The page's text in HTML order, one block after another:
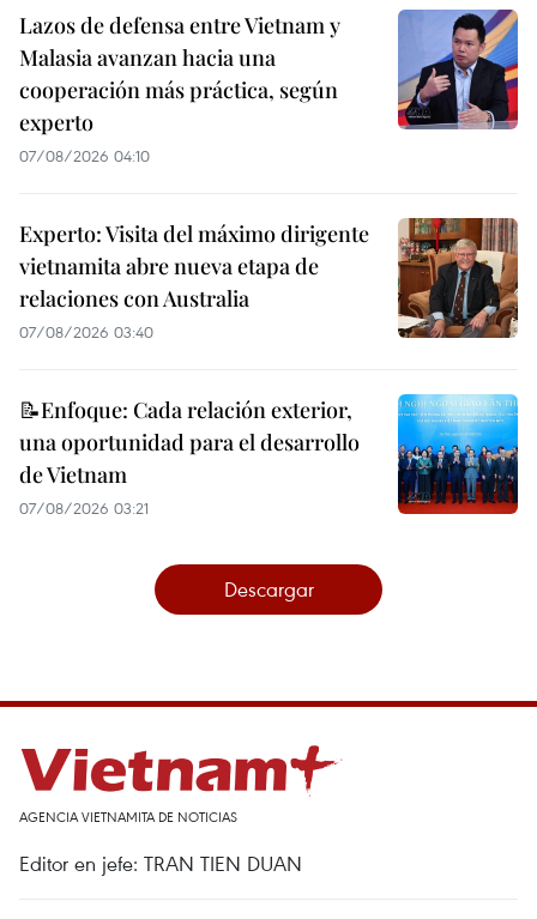
Lazos de defensa entre Vietnam y
Malasia avanzan hacia una
cooperación más práctica, según
experto
07/08/2026 04:10
Experto: Visita del máximo dirigente
vietnamita abre nueva etapa de
relaciones con Australia
07/08/2026 03:40
📝Enfoque: Cada relación exterior,
una oportunidad para el desarrollo
de Vietnam
07/08/2026 03:21
Descargar
AGENCIA VIETNAMITA DE NOTICIAS
Editor en jefe: TRAN TIEN DUAN